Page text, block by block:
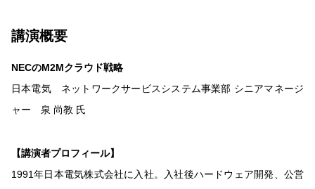
講演概要
NECのM2Mクラウド戦略
日本電気 ネットワークサービスシステム事業部 シニアマネージ
ャー 泉 尚教 氏
【講演者プロフィール】
1991年日本電気株式会社に入社。入社後ハードウェア開発、公営